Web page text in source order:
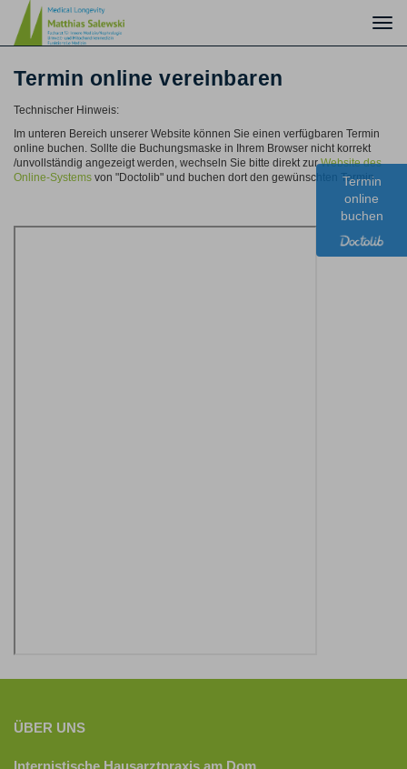
Termin online vereinbaren
Technischer Hinweis:
Im unteren Bereich unserer Website können Sie einen verfügbaren Termin
online buchen. Sollte die Buchungsmaske in Ihrem Browser nicht korrekt
/unvollständig angezeigt werden, wechseln Sie bitte direkt zurWebsite des
Online-Systems von "Doctolib" und buchen dort den gewünschten Termin.
ÜBER UNS
Internistische Hausarztpraxis am Dom
Termin
online
buchen